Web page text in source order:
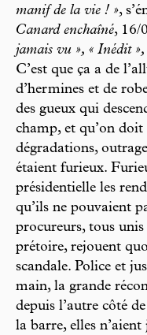
manif de la vie ! »,
Canard enchaîné, 16/
jamais vu », « Inédit »,
C’est que ça a de
d’hermines et de
des gueux qui
champ, et qu’on
dégradations,
étaient furieux.
présidentielle les
qu’ils ne pouvaient
procureurs, tous
prétoire, rejouent
scandale. Police et
main, la grande
depuis l’autre côté
la barre, elles